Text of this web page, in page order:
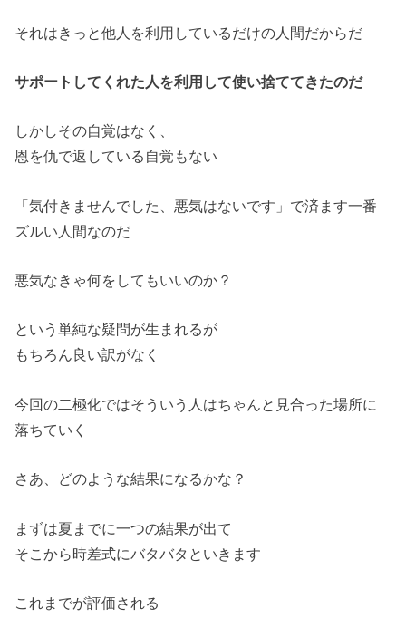
それはきっと他人を利用しているだけの人間だからだ
サポートしてくれた人を利用して使い捨ててきたのだ
しかしその自覚はなく、
恩を仇で返している自覚もない
「気付きませんでした、悪気はないです」で済ます一番
ズルい人間なのだ
悪気なきゃ何をしてもいいのか？
という単純な疑問が生まれるが
もちろん良い訳がなく
今回の二極化ではそういう人はちゃんと見合った場所に
落ちていく
さあ、どのような結果になるかな？
まずは夏までに一つの結果が出て
そこから時差式にバタバタといきます
これまでが評価される